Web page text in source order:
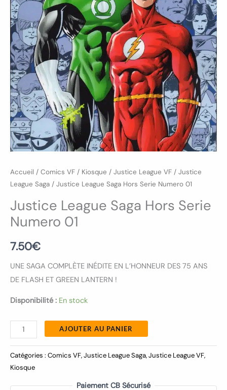
Accueil / Comics VF / Kiosque / Justice League VF / Justice
League Saga / Justice League Saga Hors Serie Numero 01
Justice League Saga Hors Serie
Numero 01
7.50€
UNE SAGA COMPLÈTE INÉDITE EN L’HONNEUR DES 75 ANS
DE FLASH ET GREEN LANTERN !
Disponibilité : En stock
AJOUTER AU PANIER
Catégories : Comics VF,Justice League Saga,Justice League VF,
Kiosque
Paiement CB Sécurisé